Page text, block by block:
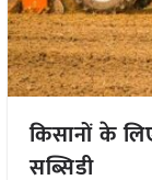
किसानों के
सब्सिडी